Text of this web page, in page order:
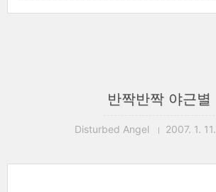
반짝반짝 야근별
Disturbed Angel 2007. 1.